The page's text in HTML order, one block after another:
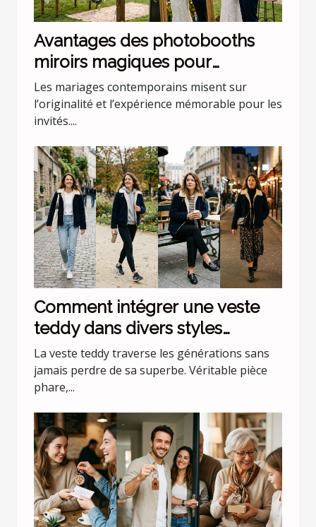
Avantages des photobooths
miroirs magiques pour
mariages uniques
Les mariages contemporains misent sur
l’originalité et l’expérience mémorable pour les
invités....
Comment intégrer une veste
teddy dans divers styles
vestimentaires ?
La veste teddy traverse les générations sans
jamais perdre de sa superbe. Véritable pièce
phare,...